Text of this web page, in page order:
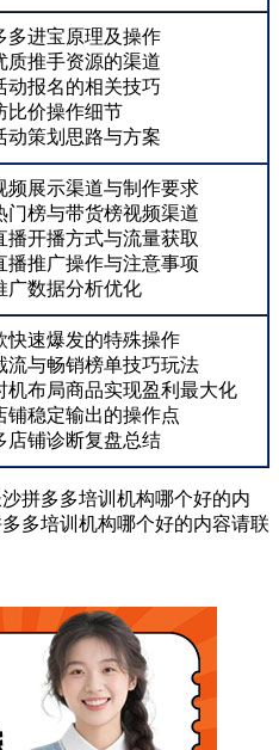
多进宝原理及操作
质推手资源的渠道
动报名的相关技巧
比价操作细节
动策划思路与方案
频展示渠道与制作要求
门榜与带货榜视频渠道
播开播方式与流量获取
播推广操作与注意事项
广数据分析优化
快速爆发的特殊操作
流与畅销榜单技巧玩法
机布局商品实现盈利最大化
铺稳定输出的操作点
店铺诊断复盘总结
拼多多培训机构哪个好的内
多培训机构哪个好的内容请联